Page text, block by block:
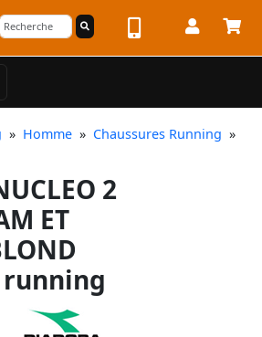
» Homme » Chaussures Running »
2
ET
running